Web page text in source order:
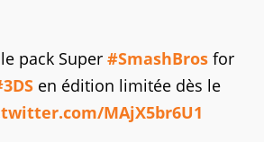
pack Super #SmashBros for
en édition limitée dès le
MAjX5br6U1